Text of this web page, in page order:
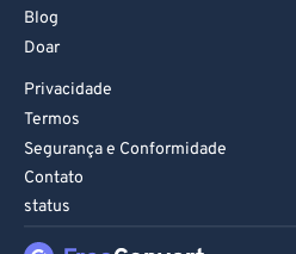
Blog
Doar
Privacidade
Termos
Segurança e Conformidade
Contato
status